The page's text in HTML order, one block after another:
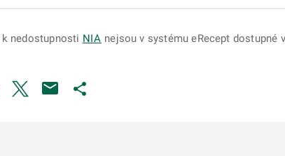
nedostupnosti NIA nejsou v systému eRecept dostupné
se otevře na nové kartě
Odkaz se otevře na nové kartě
Odkaz se otevře na nové kartě